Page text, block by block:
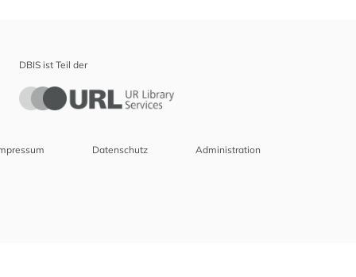
DBIS ist Teil der
Datenschutz Administration